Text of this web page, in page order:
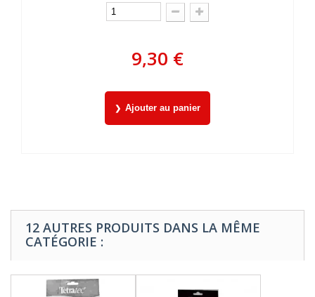
9,30 €
Ajouter au panier
12 AUTRES PRODUITS DANS LA MÊME
CATÉGORIE :